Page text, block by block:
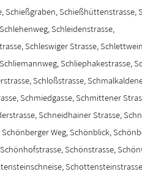
Schießgraben, Schießhüttenstrasse,
Schleidenstrasse,
Schleswiger Strasse,
Schliephakestrasse,
Schloßstrasse,
Schmiedgasse, Schmittener
Schneidhainer Strasse,
Weg, Schönblick,
Schönstrasse,